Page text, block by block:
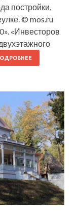
постройки,
© mos.ru
«Инвесторов